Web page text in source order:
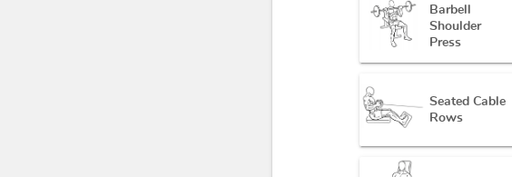
Barbell
Shoulder
Press
Seated Cable
Rows